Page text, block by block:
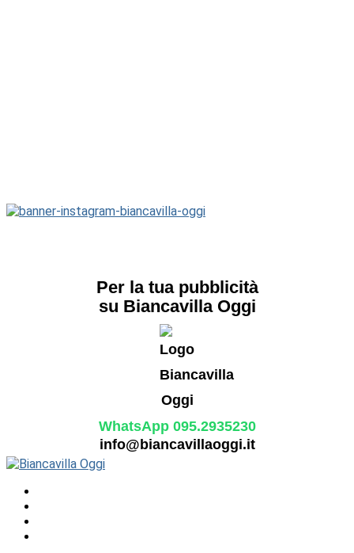
Per la tua pubblicità
su Biancavilla Oggi
WhatsApp 095.2935230
info@biancavillaoggi.it